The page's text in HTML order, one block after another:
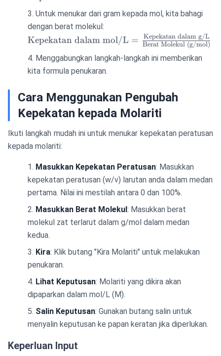
\times 10
Untuk menukar dari gram kepada mol, kita bahagi
dengan berat molekul:
dalam mol/L} =
\frac{\text{Kepekatan
dalam g/L}}
{\text{Berat Molekul
Kepekatan dalam mol/L = Berat Molekul (g/mol)
Kepekatan dalam g/L
Menggabungkan langkah-langkah ini memberikan
kita formula penukaran.
Cara Menggunakan Pengubah
Kepekatan kepada Molariti
Ikuti langkah mudah ini untuk menukar kepekatan peratusan
kepada molariti:
Masukkan Kepekatan Peratusan: Masukkan
kepekatan peratusan (w/v) larutan anda dalam medan
pertama. Nilai ini mestilah antara 0 dan 100%.
Masukkan Berat Molekul : Masukkan berat
molekul zat terlarut dalam g/mol dalam medan
kedua.
Kira: Klik butang "Kira Molariti" untuk melakukan
penukaran.
Lihat Keputusan: Molariti yang dikira akan
dipaparkan dalam mol/L (M).
Salin Keputusan: Gunakan butang salin untuk
menyalin keputusan ke papan keratan jika diperlukan.
Keperluan Input